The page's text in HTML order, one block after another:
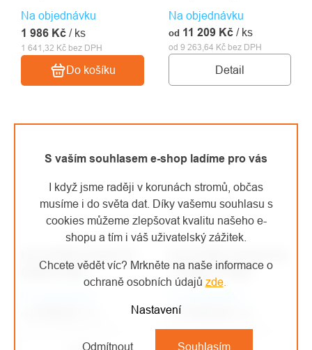
S vaším souhlasem e-shop ladíme pro vás
I když jsme raději v korunách stromů, občas
musíme i do světa dat. Díky vašemu souhlasu s
cookies můžeme zlepšovat kvalitu našeho e-
shopu a tím i váš uživatelský zážitek.
Chcete vědět víc? Mrkněte na naše informace o
ochraně osobních údajů zde.
Nastavení
Odmítnout Souhlasím
Na objednávku
1 641,32 Kč bez DPH
1 986 Kč / ks
Do košíku
Na objednávku
od 9 263,64 Kč bez DPH
od 11 209 Kč / ks
Detail
Quadra Rope
- Escape 6 Rope
od 13 737,19 Kč bez DPH
od16 622 Kč